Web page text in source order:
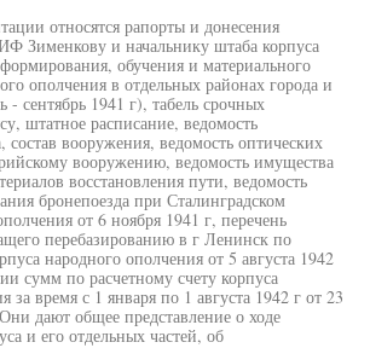
относятся рапорты и донесения
Зименкову и начальнику штаба корпуса
обучения и материального
ополчения в отдельных районах города и
- сентябрь 1941 г), табель срочных
штатное расписание, ведомость
состав вооружения, ведомость оптических
вооружению, ведомость имущества
восстановления пути, ведомость
бронепоезда при Сталинградском
от 6 ноября 1941 г, перечень
перебазированию в г Ленинск по
народного ополчения от 5 августа 1942
сумм по расчетному счету корпуса
за время с 1 января по 1 августа 1942 г от 23
дают общее представление о ходе
и его отдельных частей, об